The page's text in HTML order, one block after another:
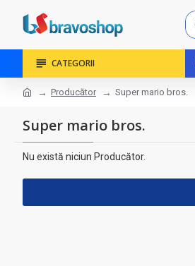
CATEGORII
Producător Super mario bros.
Super mario bros.
Nu există niciun Producător.